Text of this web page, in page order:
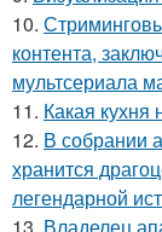
10.
контента,
мультсериала
11. Какая
12. В собрании
хранится
легендарной